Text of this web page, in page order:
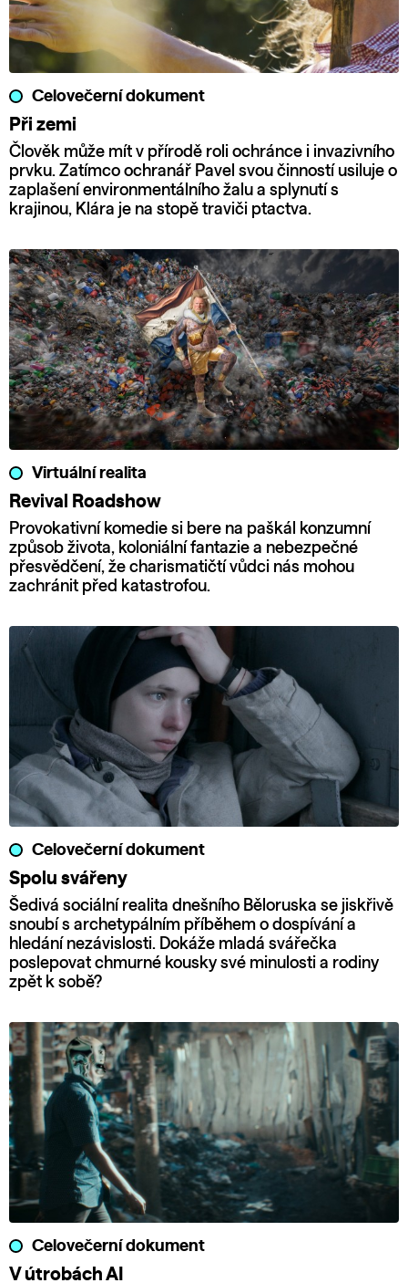
Celovečerní dokument
Při zemi
Člověk může mít v přírodě roli ochránce i invazivního
prvku. Zatímco ochranář Pavel svou činností usiluje o
zaplašení environmentálního žalu a splynutí s
krajinou, Klára je na stopě traviči ptactva.
Virtuální realita
Revival Roadshow
Provokativní komedie si bere na paškál konzumní
způsob života, koloniální fantazie a nebezpečné
přesvědčení, že charismatičtí vůdci nás mohou
zachránit před katastrofou.
Celovečerní dokument
Spolu svářeny
Šedivá sociální realita dnešního Běloruska se jiskřivě
snoubí s archetypálním příběhem o dospívání a
hledání nezávislosti. Dokáže mladá svářečka
poslepovat chmurné kousky své minulosti a rodiny
zpět k sobě?
Celovečerní dokument
V útrobách AI